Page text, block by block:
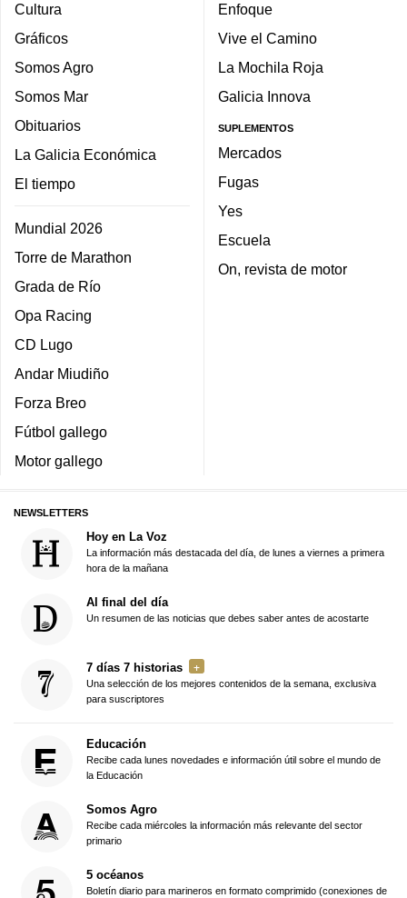
Cultura
Gráficos
Somos Agro
Somos Mar
Obituarios
La Galicia Económica
El tiempo
Mundial 2026
Torre de Marathon
Grada de Río
Opa Racing
CD Lugo
Andar Miudiño
Forza Breo
Fútbol gallego
Motor gallego
Enfoque
Vive el Camino
La Mochila Roja
Galicia Innova
SUPLEMENTOS
Mercados
Fugas
Yes
Escuela
On, revista de motor
NEWSLETTERS
Hoy en La Voz
La información más destacada del día, de lunes a viernes a primera
hora de la mañana
Al final del día
Un resumen de las noticias que debes saber antes de acostarte
7 días 7 historias
Una selección de los mejores contenidos de la semana, exclusiva
para suscriptores
Educación
Recibe cada lunes novedades e información útil sobre el mundo de
la Educación
Somos Agro
Recibe cada miércoles la información más relevante del sector
primario
5 océanos
Boletín diario para marineros en formato comprimido (conexiones de